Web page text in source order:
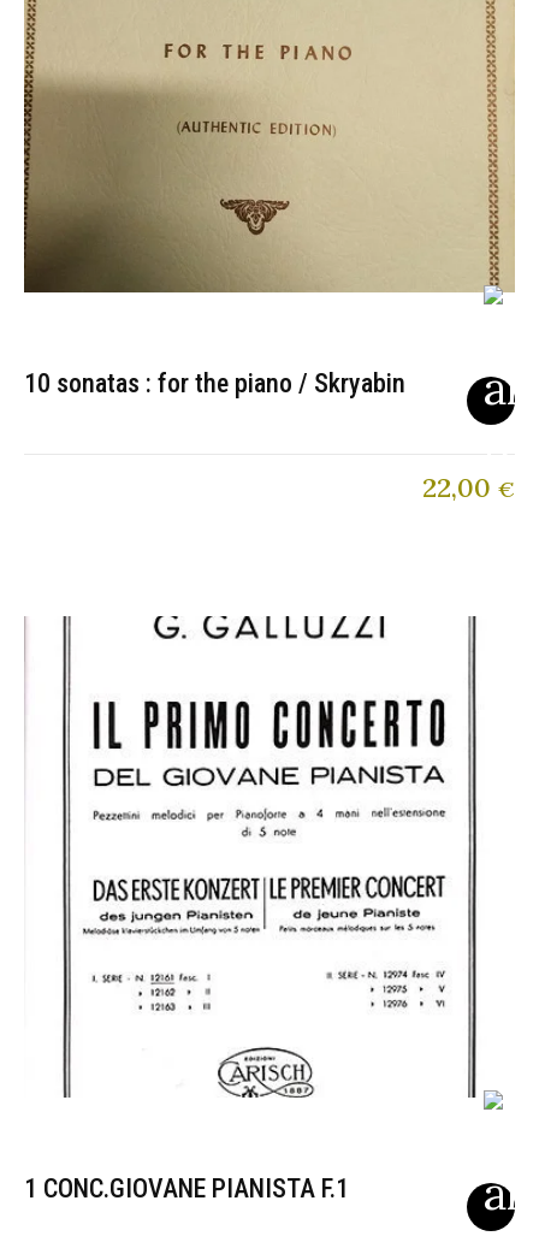
10 sonatas : for the piano / Skryabin
22,00 €
1 CONC.GIOVANE PIANISTA F.1